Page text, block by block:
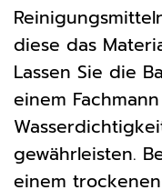
diese das
Lassen Sie die
einem
gewährleisten.
einem